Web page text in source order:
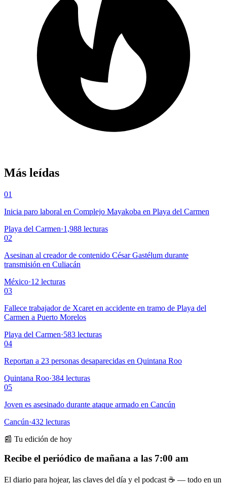
Más leídas
01
Inicia paro laboral en Complejo Mayakoba en Playa del Carmen
Playa del Carmen·1,988 lecturas
02
Asesinan al creador de contenido César Gastélum durante
transmisión en Culiacán
México·12 lecturas
03
Fallece trabajador de Xcaret en accidente en tramo de Playa del
Carmen a Puerto Morelos
Playa del Carmen·583 lecturas
04
Reportan a 23 personas desaparecidas en Quintana Roo
Quintana Roo·384 lecturas
05
Joven es asesinado durante ataque armado en Cancún
Cancún·432 lecturas
📰 Tu edición de hoy
Recibe el periódico de mañana a las 7:00 am
El diario para hojear, las claves del día y el podcast ☕ — todo en un